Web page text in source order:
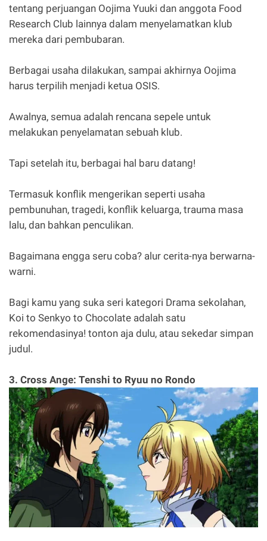
tentang perjuangan Oojima Yuuki dan anggota Food
Research Club lainnya dalam menyelamatkan klub
mereka dari pembubaran.
Berbagai usaha dilakukan, sampai akhirnya Oojima
harus terpilih menjadi ketua OSIS.
Awalnya, semua adalah rencana sepele untuk
melakukan penyelamatan sebuah klub.
Tapi setelah itu, berbagai hal baru datang!
Termasuk konflik mengerikan seperti usaha
pembunuhan, tragedi, konflik keluarga, trauma masa
lalu, dan bahkan penculikan.
Bagaimana engga seru coba? alur cerita-nya berwarna-
warni.
Bagi kamu yang suka seri kategori Drama sekolahan,
Koi to Senkyo to Chocolate adalah satu
rekomendasinya! tonton aja dulu, atau sekedar simpan
judul.
3. Cross Ange: Tenshi to Ryuu no Rondo